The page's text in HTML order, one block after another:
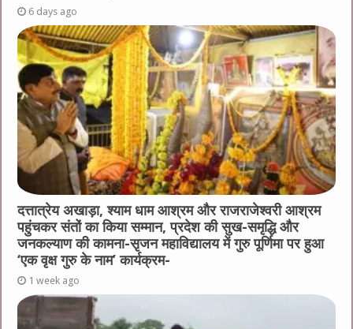
6 days ago
दत्तात्रेय अखाड़ा, श्याम धाम आश्रम और राजराजेश्वरी आश्रम
पहुंचकर संतों का किया सम्मान, प्रदेश की सुख-समृद्धि और
जनकल्याण की कामना-सृजन महाविद्यालय में गुरु पूर्णिमा पर हुआ
‘एक वृक्ष गुरु के नाम’ कार्यक्रम-
1 week ago